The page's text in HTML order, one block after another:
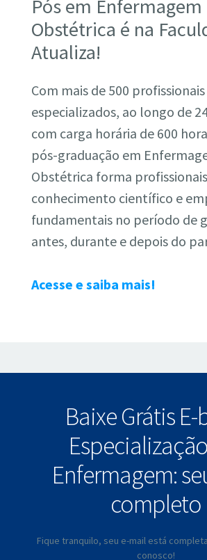
Pós em Enfermagem
Obstétrica é na
Atualiza!
Com mais de 500 profissionais
especializados, ao longo de
com carga horária de 600
pós-graduação em
Obstétrica forma
conhecimento científico e
fundamentais no período de
antes, durante e depois do
Acesse e saiba mais!
Baixe Grátis
Enfermagem:
completo
Fique tranquilo, seu e-mail está
conosco!